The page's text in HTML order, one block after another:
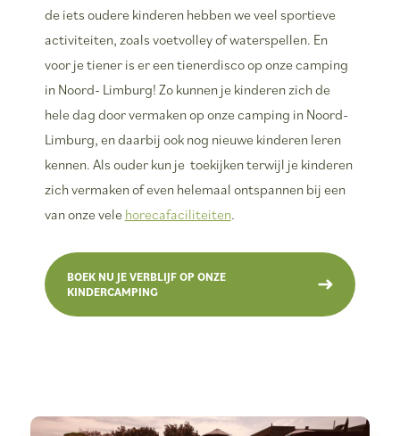
de iets oudere kinderen hebben we veel sportieve
activiteiten, zoals voetvolley of waterspellen. En
voor je tiener is er een tienerdisco op onze camping
in Noord- Limburg! Zo kunnen je kinderen zich de
hele dag door vermaken op onze camping in Noord-
Limburg, en daarbij ook nog nieuwe kinderen leren
kennen. Als ouder kun je toekijken terwijl je kinderen
zich vermaken of even helemaal ontspannen bij een
van onze vele horecafaciliteiten.
BOEK NU JE VERBLIJF OP ONZE
KINDERCAMPING